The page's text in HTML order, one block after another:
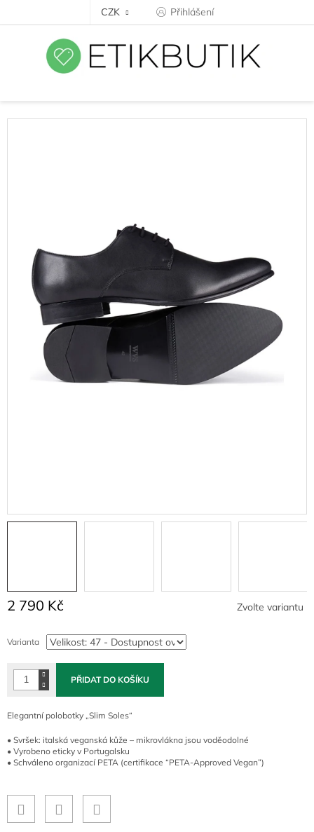
CZK Přihlášení
2 790 Kč
cena:
Zvolte variantu
Varianta
PŘIDAT DO KOŠÍKU
Elegantní polobotky „Slim Soles“
• Svršek: italská veganská kůže – mikrovlákna jsou voděodolné
• Vyrobeno eticky v Portugalsku
• Schváleno organizací PETA (certifikace “PETA-Approved Vegan”)